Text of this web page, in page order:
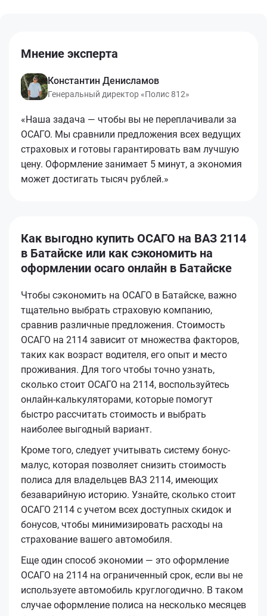
Мнение эксперта
Константин Денисламов
Генеральный директор «Полис 812»
«Наша задача — чтобы вы не переплачивали за
ОСАГО. Мы сравнили предложения всех ведущих
страховых и готовы гарантировать вам лучшую
цену. Оформление занимает 5 минут, а экономия
может достигать тысяч рублей.»
Как выгодно купить ОСАГО на ВАЗ 2114
в Батайске или как сэкономить на
оформлении осаго онлайн в Батайске
Чтобы сэкономить на ОСАГО в Батайске, важно
тщательно выбрать страховую компанию,
сравнив различные предложения. Стоимость
ОСАГО на 2114 зависит от множества факторов,
таких как возраст водителя, его опыт и место
проживания. Для того чтобы точно узнать,
сколько стоит ОСАГО на 2114, воспользуйтесь
онлайн-калькуляторами, которые помогут
быстро рассчитать стоимость и выбрать
наиболее выгодный вариант.
Кроме того, следует учитывать систему бонус-
малус, которая позволяет снизить стоимость
полиса для владельцев ВАЗ 2114, имеющих
безаварийную историю. Узнайте, сколько стоит
ОСАГО 2114 с учетом всех доступных скидок и
бонусов, чтобы минимизировать расходы на
страхование вашего автомобиля.
Еще один способ экономии — это оформление
ОСАГО на 2114 на ограниченный срок, если вы не
используете автомобиль круглогодично. В таком
случае оформление полиса на несколько месяцев